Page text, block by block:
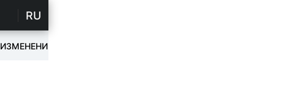
RU
ИЗМЕНЕНИЯ